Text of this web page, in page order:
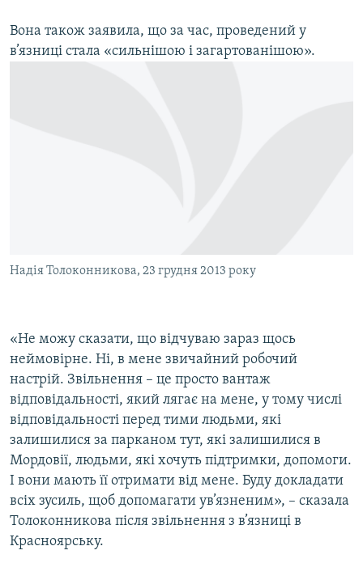
Вона також заявила, що за час, проведений у
в’язниці стала «сильнішою і загартованішою».
Надія Толоконникова, 23 грудня 2013 року
«Не можу сказати, що відчуваю зараз щось
неймовірне. Ні, в мене звичайний робочий
настрій. Звільнення – це просто вантаж
відповідальності, який лягає на мене, у тому числі
відповідальності перед тими людьми, які
залишилися за парканом тут, які залишилися в
Мордовії, людьми, які хочуть підтримки, допомоги.
І вони мають її отримати від мене. Буду докладати
всіх зусиль, щоб допомагати ув’язненим», – сказала
Толоконникова після звільнення з в’язниці в
Красноярську.